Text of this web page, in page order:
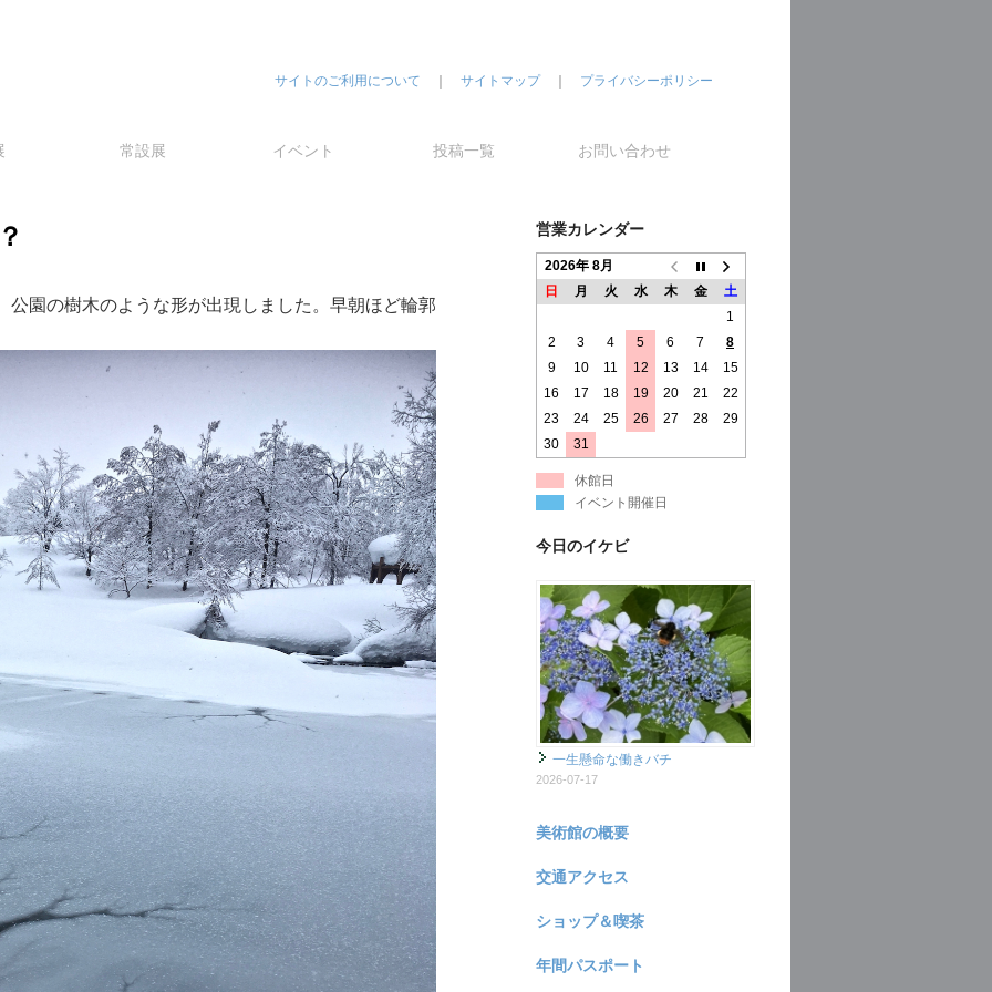
サイトのご利用について サイトマップ｜ プライバシーポリシー
常設展 イベント 投稿一覧 お問い合わせ
公園の樹木のような形が出現しました。早朝ほど輪郭
営業カレンダー
2026年 8月
日
月 火 水 木 金
土
1
2
3 4 5 6 7
8
9
10 11 12 13 14
15
16
17 18 19 20 21
22
23
24 25 26 27 28
29
30
31
休館日
イベント開催日
今日のイケビ
一生懸命な働きバチ
2026-07-17
美術館の概要
交通アクセス
ショップ＆喫茶
年間パスポート